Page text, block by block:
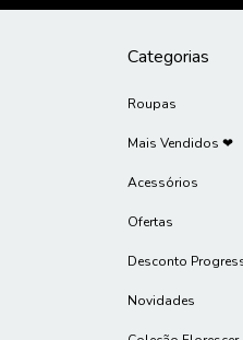
Categorias
Roupas
Mais Vendidos ❤
Acessórios
Ofertas
Desconto
Novidades